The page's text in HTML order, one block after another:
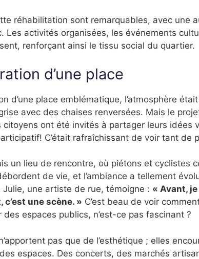
réhabilitation sont remarquables, avec une
Les activités organisées, les événements
renforçant ainsi le tissu social du quartier.
d’une place
d’une place emblématique, l’atmosphère
avec des chaises renversées. Mais le
citoyens ont été invités à partager leurs idées
C’était rafraîchissant de voir tant de
un lieu de rencontre, où piétons et cyclistes
de vie, et l’ambiance a tellement
une artiste de rue, témoigne : « Avant,
une scène. » C’est beau de voir
des espaces publics, n’est-ce pas fascinant ?
pas que de l’esthétique ; elles
espaces. Des concerts, des marchés